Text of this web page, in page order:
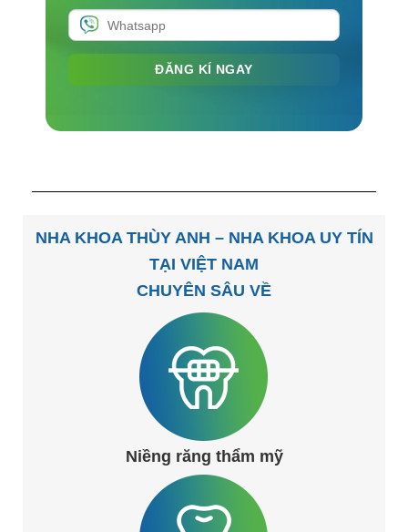
NHA KHOA THÙY ANH – NHA KHOA UY TÍN
TẠI VIỆT NAM
CHUYÊN SÂU VỀ
Niềng răng thẩm mỹ